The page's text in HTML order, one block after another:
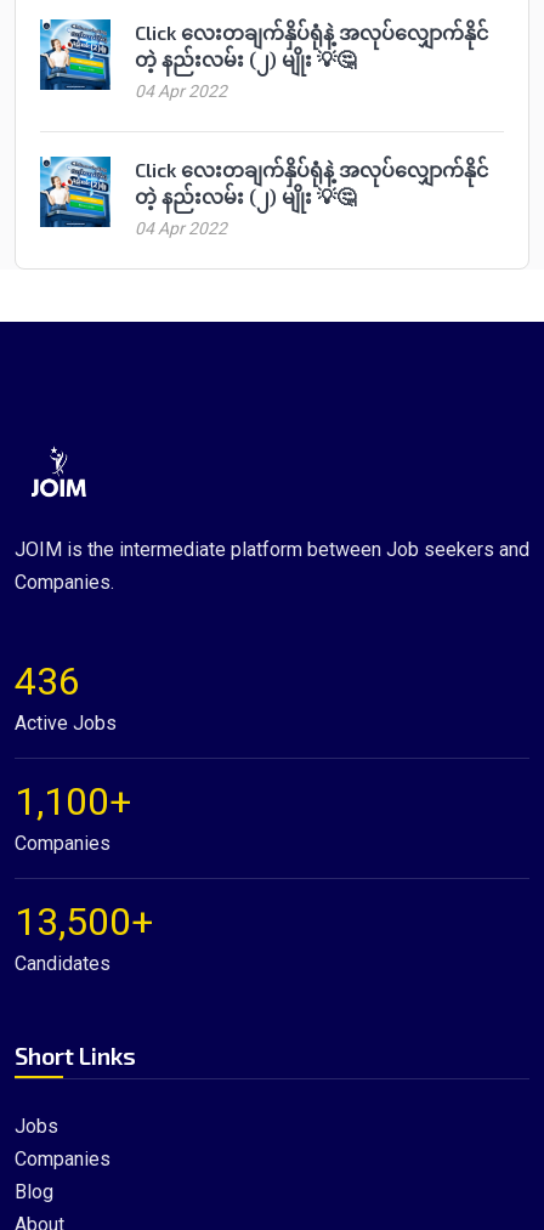
Click လေးတချက်နှိပ်ရုံနဲ့ အလုပ်လျှောက်နိုင်
တဲ့ နည်းလမ်း (၂) မျိုး 💡🤔
04 Apr 2022
Click လေးတချက်နှိပ်ရုံနဲ့ အလုပ်လျှောက်နိုင်
တဲ့ နည်းလမ်း (၂) မျိုး 💡🤔
04 Apr 2022
JOIM is the intermediate platform between Job seekers and
Companies.
Short Links
Jobs
Companies
Blog
About
436
Active Jobs
1,100+
Companies
13,500+
Candidates